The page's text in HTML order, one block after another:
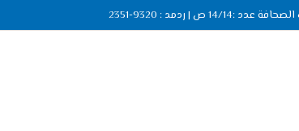
عدد :14/14 ص | ردمد : 9320-2351